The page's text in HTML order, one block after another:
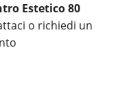
Estetico 80
o richiedi un